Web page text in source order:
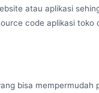
atau aplikasi
code aplikasi toko
bisa mempermudah